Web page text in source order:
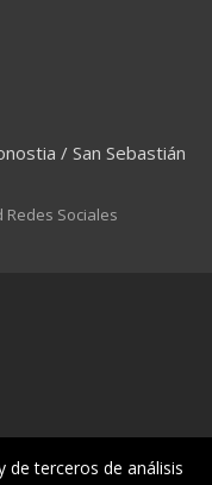
/ San Sebastián
Redes Sociales
de terceros de análisis